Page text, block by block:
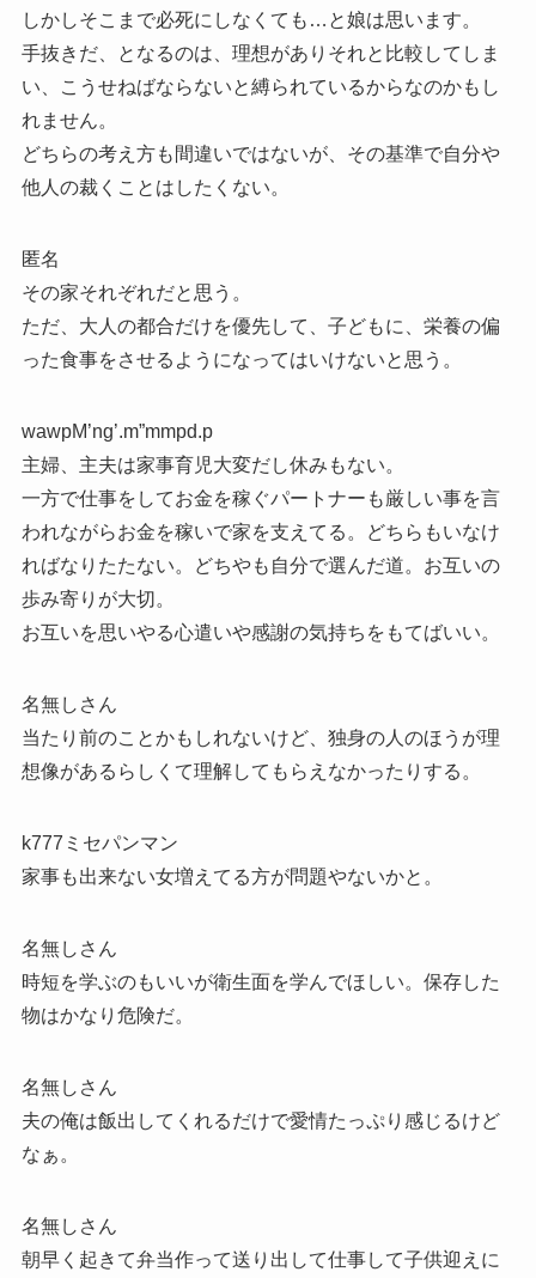
しかしそこまで必死にしなくても…と娘は思います。
手抜きだ、となるのは、理想がありそれと比較してしま
い、こうせねばならないと縛られているからなのかもし
れません。
どちらの考え方も間違いではないが、その基準で自分や
他人の裁くことはしたくない。
匿名
その家それぞれだと思う。
ただ、大人の都合だけを優先して、子どもに、栄養の偏
った食事をさせるようになってはいけないと思う。
wawpM’ng’.m”mmpd.p
主婦、主夫は家事育児大変だし休みもない。
一方で仕事をしてお金を稼ぐパートナーも厳しい事を言
われながらお金を稼いで家を支えてる。どちらもいなけ
ればなりたたない。どちやも自分で選んだ道。お互いの
歩み寄りが大切。
お互いを思いやる心遣いや感謝の気持ちをもてばいい。
名無しさん
当たり前のことかもしれないけど、独身の人のほうが理
想像があるらしくて理解してもらえなかったりする。
k777ミセパンマン
家事も出来ない女増えてる方が問題やないかと。
名無しさん
時短を学ぶのもいいが衛生面を学んでほしい。保存した
物はかなり危険だ。
名無しさん
夫の俺は飯出してくれるだけで愛情たっぷり感じるけど
なぁ。
名無しさん
朝早く起きて弁当作って送り出して仕事して子供迎えに